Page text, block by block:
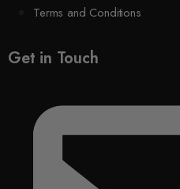
Terms and Conditions
Get in Touch